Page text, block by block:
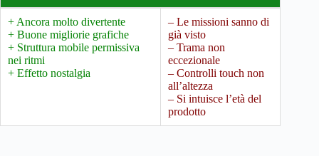
+ Ancora molto divertente
+ Buone migliorie grafiche
+ Struttura mobile permissiva
nei ritmi
+ Effetto nostalgia
– Le missioni sanno di
già visto
– Trama non
eccezionale
– Controlli touch non
all’altezza
– Si intuisce l’età del
prodotto